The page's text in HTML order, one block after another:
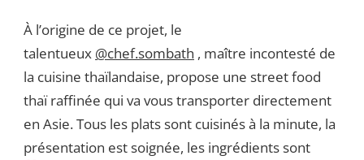
À l’origine de ce projet, le
talentueux @chef.sombath , maître incontesté de
la cuisine thaïlandaise, propose une street food
thaï raffinée qui va vous transporter directement
en Asie. Tous les plats sont cuisinés à la minute, la
présentation est soignée, les ingrédients sont